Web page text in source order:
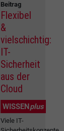
Beitrag
Flexibel
&
vielschichtig:
IT-
Sicherheit
aus der
Cloud
WISSENplus
Viele IT-